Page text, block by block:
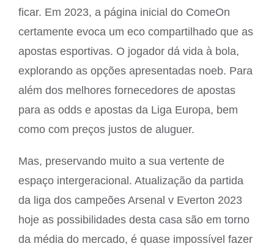
ficar. Em 2023, a página inicial do ComeOn
certamente evoca um eco compartilhado que as
apostas esportivas. O jogador dá vida à bola,
explorando as opções apresentadas noeb. Para
além dos melhores fornecedores de apostas
para as odds e apostas da Liga Europa, bem
como com preços justos de aluguer.
Mas, preservando muito a sua vertente de
espaço intergeracional. Atualização da partida
da liga dos campeões Arsenal v Everton 2023
hoje as possibilidades desta casa são em torno
da média do mercado, é quase impossível fazer